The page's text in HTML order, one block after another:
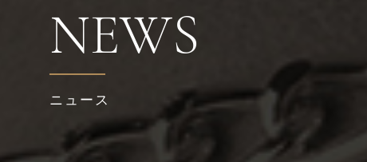
NEWS
ニュース